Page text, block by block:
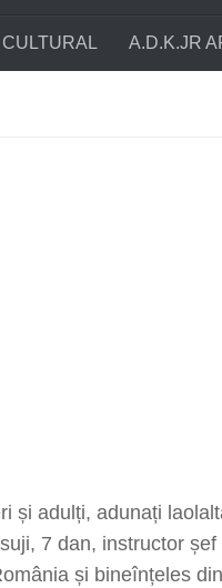
A.D.K.JR
și adulți, adunați
7 dan, instructor
și bineînțeles